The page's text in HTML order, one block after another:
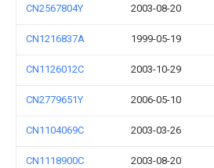
CN2567804Y 2003-08-20
CN1216837A 1999-05-19
CN1126012C 2003-10-29
CN2779651Y 2006-05-10
CN1104069C 2003-03-26
CN1118900C 2003-08-20